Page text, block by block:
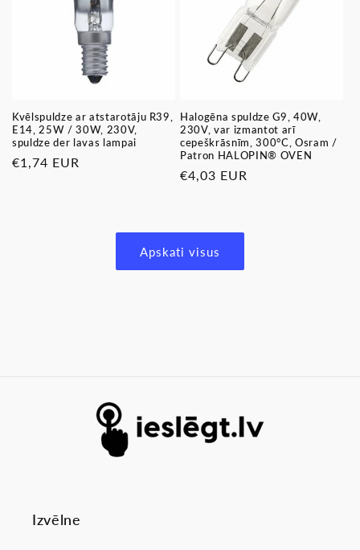
Kvēlspuldze ar atstarotāju R39,
E14, 25W / 30W, 230V,
spuldze der lavas lampai
Parastā
€1,74 EUR
Halogēna spuldze G9, 40W,
230V, var izmantot arī
cepeškrāsnīm, 300°C, Osram /
Patron HALOPIN® OVEN
Parastā
€4,03 EUR
Apskati visus
Izvēlne